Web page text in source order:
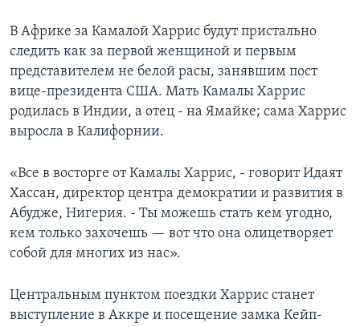
В Африке за Камалой Харрис будут пристально
следить как за первой женщиной и первым
представителем не белой расы, занявшим пост
вице-президента США. Мать Камалы Харрис
родилась в Индии, а отец - на Ямайке; сама Харрис
выросла в Калифорнии.
«Все в восторге от Камалы Харрис, - говорит Идаят
Хассан, директор центра демократии и развития в
Абудже, Нигерия. - Ты можешь стать кем угодно,
кем только захочешь — вот что она олицетворяет
собой для многих из нас».
Центральным пунктом поездки Харрис станет
выступление в Аккре и посещение замка Кейп-